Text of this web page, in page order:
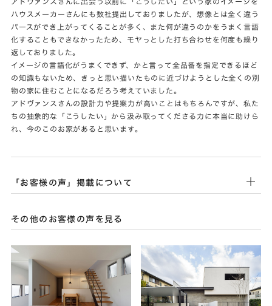
ハウスメーカーさんにも数社提出しておりましたが、想像とは全く違う
パースができ上がってくることが多く、また何が違うのかをうまく言語
化することもできなかったため、モヤっとした打ち合わせを何度も繰り
返しておりました。
イメージの言語化がうまくできず、かと言って全品番を指定できるほど
の知識もないため、きっと思い描いたものに近づけようとした全くの別
物の家に住むことになるだろう考えていました。
アドヴァンスさんの設計力や提案力が高いことはもちろんですが、私た
ちの抽象的な「こうしたい」から汲み取ってくださる力に本当に助けら
れ、今のこのお家があると思います。
「お客様の声」掲載について
その他のお客様の声を見る